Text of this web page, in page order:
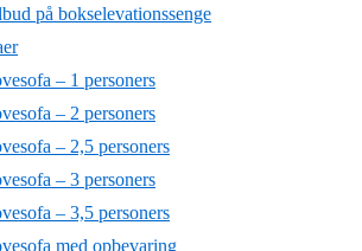
på bokselevationssenge
– 1 personers
– 2 personers
– 2,5 personers
– 3 personers
– 3,5 personers
med opbevaring